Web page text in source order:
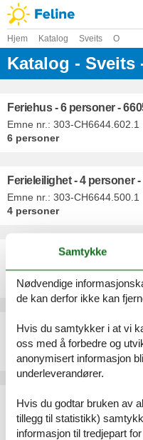
Hjem Katalog Sveits O
Katalog - Sveits
Feriehus - 6 personer -
Emne nr.: 303-CH6644.602.1
6 personer
Ferieleilighet - 4 personer
Emne nr.: 303-CH6644.500.1
4 personer
Emne nr.:552-205735
5 personer
Emne nr.:552-205717
3 personer
Ferieleilighet - 3 personer
Emne nr.: 303-CH6644.603.1
3 personer
Samtykke
Nødvendige
de kan derfor ikke kan
Hvis du samtykker i at vi
oss med å forbedre og
anonymisert informasjon
underleverandører.
Hvis du godtar bruken av
tillegg til statistikk)
informasjon til tredjepart